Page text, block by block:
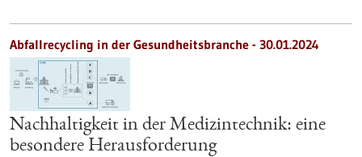
Abfallrecycling in der Gesundheitsbranche - 30.01.2024
Nachhaltigkeit in der Medizintechnik: eine
besondere Herausforderung